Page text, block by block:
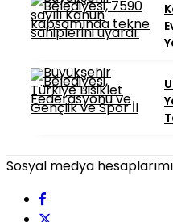
Sosyal medya